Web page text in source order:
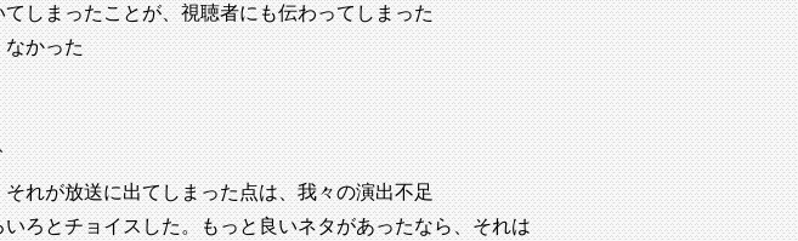
しまったことが、視聴者にも伝わってしまった
なかった
れが放送に出てしまった点は、我々の演出不足
ろとチョイスした。もっと良いネタがあったなら、それは